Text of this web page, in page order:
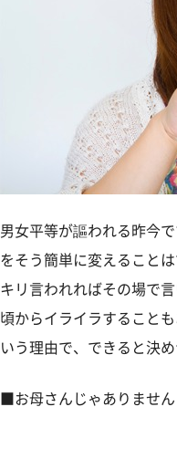
男女平等が謳われる昨今
をそう簡単に変えること
キリ言われればその場で
頃からイライラすること
いう理由で、できると決
■お母さんじゃありません